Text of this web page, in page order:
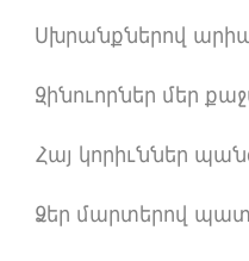
Սխրանքներով
Զինուորներ մեր
Հայ կորիւններ
Ձեր մարտերով